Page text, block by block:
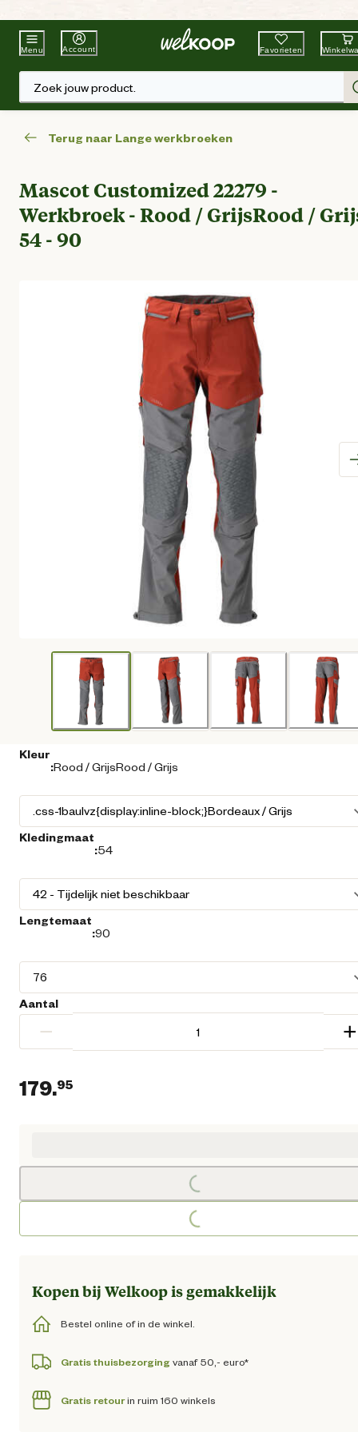
Beste WinkelketenTuin & Dier
Menu Account Favorieten
Zoek jouw product.
Terug naar Lange werkbroeken
Mascot Customized 22279 -
Werkbroek - Rood / GrijsRood /
54 - 90
Kleur
:Rood / GrijsRood / Grijs
Kledingmaat
:54
Lengtemaat
:90
Aantal
− +
179.95
Loading...
Loading...
Kopen bij Welkoop is gemakkelijk
Bestel online of in de winkel.
Gratis thuisbezorging vanaf 50,- euro*
Gratis retourin ruim 160 winkels